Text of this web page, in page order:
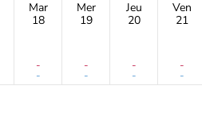
Mar
18
-
-
Mer
19
-
-
Jeu
20
-
-
Ven
21
-
-